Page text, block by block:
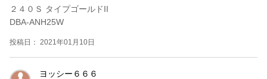
２４０Ｓ タイプゴールドII
DBA-ANH25W
投稿日： 2021年01月10日
ヨッシー６６６